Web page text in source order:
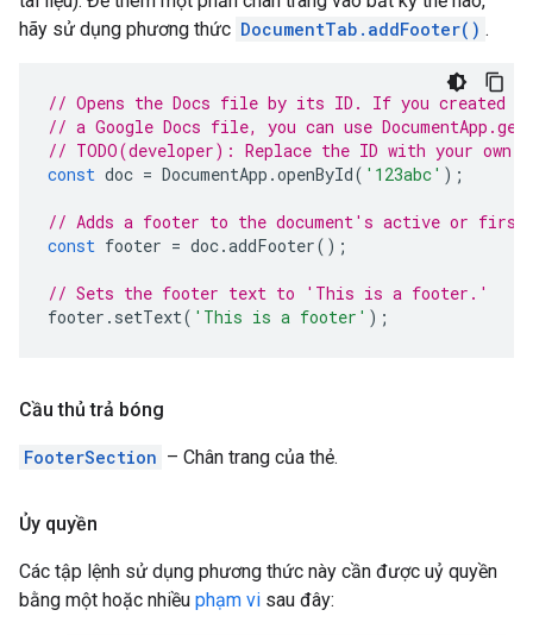
hãy sử dụng phương thức DocumentTab.addFooter() .
// Opens the Docs file by its ID. If you created
// a Google Docs file, you can use
// TODO(developer): Replace the ID with your own.
const doc = DocumentApp .openById( '123abc' );
// Adds a footer to the document's active or
const footer = doc.addFooter();
// Sets the footer text to 'This is a footer.'
footer . setText( 'This is a footer' );
Cầu thủ trả bóng
FooterSection – Chân trang của thẻ.
Ủy quyền
Các tập lệnh sử dụng phương thức này cần được uỷ quyền
bằng một hoặc nhiều phạm vi sau đây: